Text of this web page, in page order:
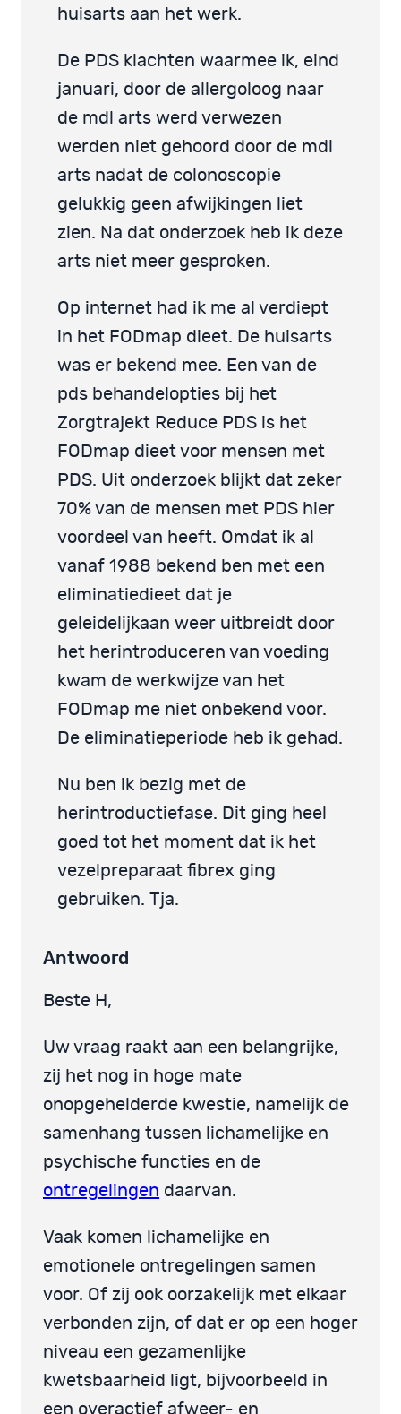
huisarts aan het werk.
De PDS klachten waarmee ik, eind
januari, door de allergoloog naar
de mdl arts werd verwezen
werden niet gehoord door de mdl
arts nadat de colonoscopie
gelukkig geen afwijkingen liet
zien. Na dat onderzoek heb ik deze
arts niet meer gesproken.
Op internet had ik me al verdiept
in het FODmap dieet. De huisarts
was er bekend mee. Een van de
pds behandelopties bij het
Zorgtrajekt Reduce PDS is het
FODmap dieet voor mensen met
PDS. Uit onderzoek blijkt dat zeker
70% van de mensen met PDS hier
voordeel van heeft. Omdat ik al
vanaf 1988 bekend ben met een
eliminatiedieet dat je
geleidelijkaan weer uitbreidt door
het herintroduceren van voeding
kwam de werkwijze van het
FODmap me niet onbekend voor.
De eliminatieperiode heb ik gehad.
Nu ben ik bezig met de
herintroductiefase. Dit ging heel
goed tot het moment dat ik het
vezelpreparaat fibrex ging
gebruiken. Tja.
Antwoord
Beste H,
Uw vraag raakt aan een belangrijke,
zij het nog in hoge mate
onopgehelderde kwestie, namelijk de
samenhang tussen lichamelijke en
psychische functies en de
ontregelingen daarvan.
Vaak komen lichamelijke en
emotionele ontregelingen samen
voor. Of zij ook oorzakelijk met elkaar
verbonden zijn, of dat er op een hoger
niveau een gezamenlijke
kwetsbaarheid ligt, bijvoorbeeld in
een overactief afweer- en